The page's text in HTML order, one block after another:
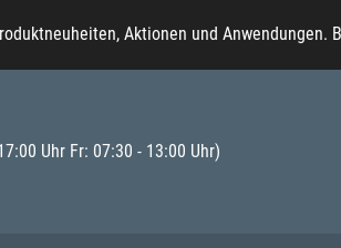
Aktionen und Anwendungen.
Uhr Fr: 07:30 - 13:00 Uhr)